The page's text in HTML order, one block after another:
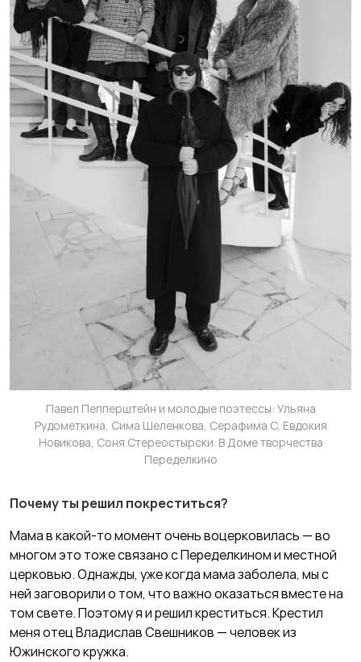
Павел Пепперштейн и молодые поэтессы: Ульяна
Рудометкина, Сима Шеленкова, Серафима С, Евдокия
Новикова, Соня Стереостырски. В Доме творчества
Переделкино
Почему ты решил покреститься?
Мама в какой-то момент очень воцерковилась — во
многом это тоже связано с Переделкином и местной
церковью. Однажды, уже когда мама заболела, мы с
ней заговорили о том, что важно оказаться вместе на
том свете. Поэтому я и решил креститься. Крестил
меня отец Владислав Свешников — человек из
Южинского кружка.